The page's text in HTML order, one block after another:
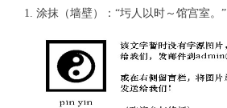
涂抹（墙壁）：“圬人以时～馆宫室。”